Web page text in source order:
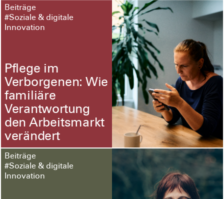
Beiträge
#Soziale & digitale
Innovation
Pflege im
Verborgenen: Wie
familiäre
Verantwortung
den Arbeitsmarkt
verändert
Beiträge
#Soziale & digitale
Innovation